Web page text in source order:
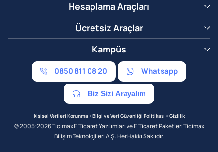
Hesaplama Araçları
Ücretsiz Araçlar
Kampüs
0850 811 08 20 Whatsapp
Biz Sizi Arayalım
Kişisel Verileri Korunma•Bilgi ve Veri Güvenliği Politikası •Gizlilik
© 2005-2026 Ticimax E Ticaret Yazılımları ve E Ticaret Paketleri Ticimax
Bilişim Teknolojileri A.Ş. Her Hakkı Saklıdır.